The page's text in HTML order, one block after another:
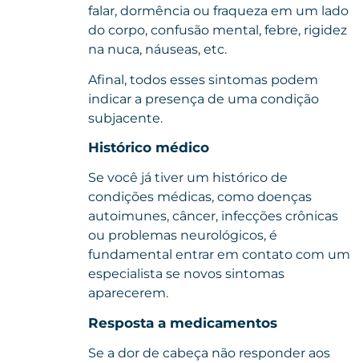
falar, dormência ou fraqueza em um lado
do corpo, confusão mental, febre, rigidez
na nuca, náuseas, etc.
Afinal, todos esses sintomas podem
indicar a presença de uma condição
subjacente.
Histórico médico
Se você já tiver um histórico de
condições médicas, como doenças
autoimunes, câncer, infecções crônicas
ou problemas neurológicos, é
fundamental entrar em contato com um
especialista se novos sintomas
aparecerem.
Resposta a medicamentos
Se a dor de cabeça não responder aos